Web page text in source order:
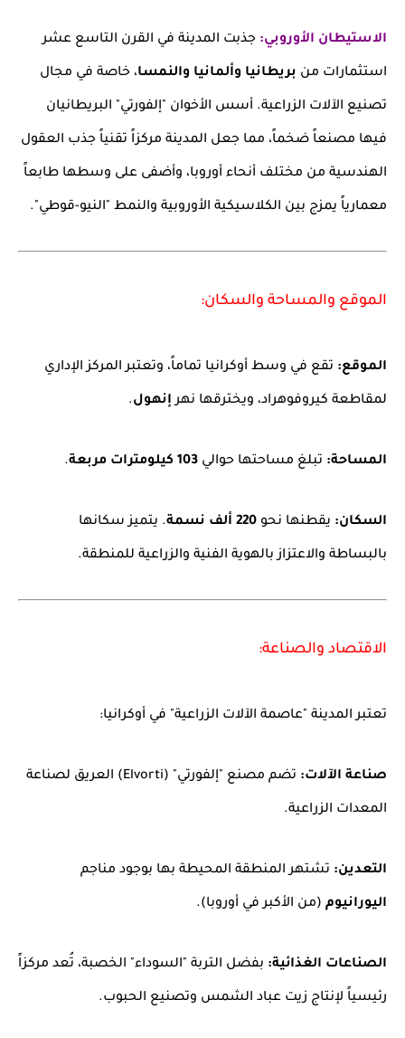
الاستيطان الأوروبي: جذبت المدينة في القرن التاسع عشر
استثمارات من بريطانيا وألمانيا والنمسا، خاصة في مجال
تصنيع الآلات الزراعية. أسس الأخوان "إلفورتي" البريطانيان
فيها مصنعاً ضخماً، مما جعل المدينة مركزاً تقنياً جذب العقول
الهندسية من مختلف أنحاء أوروبا، وأضفى على وسطها طابعاً
معمارياً يمزج بين الكلاسيكية الأوروبية والنمط "النيو-قوطي".
الموقع والمساحة والسكان:
الموقع: تقع في وسط أوكرانيا تماماً، وتعتبر المركز الإداري
لمقاطعة كيروفوهراد، ويخترقها نهرإنهول.
المساحة: تبلغ مساحتها حوالي 103 كيلومترات مربعة .
السكان: يقطنها نحو 220 ألف نسمة . يتميز سكانها
بالبساطة والاعتزاز بالهوية الفنية والزراعية للمنطقة.
الاقتصاد والصناعة:
تعتبر المدينة "عاصمة الآلات الزراعية" في أوكرانيا:
صناعة الآلات: تضم مصنع "إلفورتي" (Elvorti) العريق لصناعة
المعدات الزراعية.
التعدين: تشتهر المنطقة المحيطة بها بوجود مناجم
اليورانيوم (من الأكبر في أوروبا).
الصناعات الغذائية: بفضل التربة "السوداء" الخصبة، تُعد مركزاً
رئيسياً لإنتاج زيت عباد الشمس وتصنيع الحبوب.